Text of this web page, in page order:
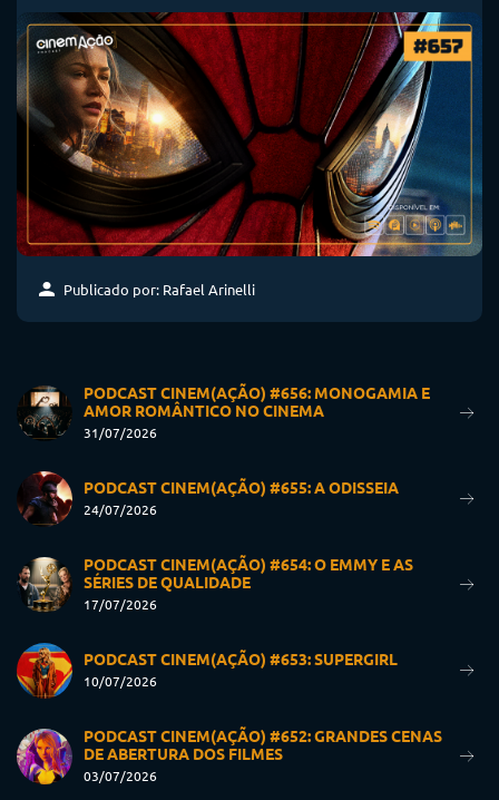
Publicado por: Rafael Arinelli
PODCAST CINEM(AÇÃO) #656: MONOGAMIA E
AMOR ROMÂNTICO NO CINEMA
31/07/2026
PODCAST CINEM(AÇÃO) #655: A ODISSEIA
24/07/2026
PODCAST CINEM(AÇÃO) #654: O EMMY E AS
SÉRIES DE QUALIDADE
17/07/2026
PODCAST CINEM(AÇÃO) #653: SUPERGIRL
10/07/2026
PODCAST CINEM(AÇÃO) #652: GRANDES CENAS
DE ABERTURA DOS FILMES
03/07/2026